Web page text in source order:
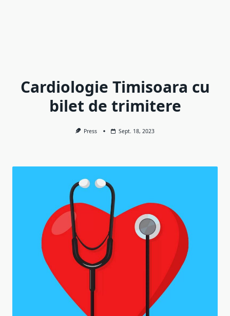
Cardiologie Timisoara cu
bilet de trimitere
Press Sept. 18, 2023